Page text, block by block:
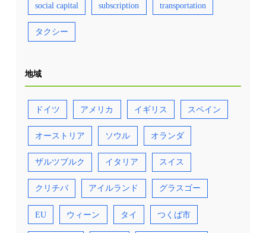
social capital subscription transportation
タクシー
地域
ドイツ アメリカ イギリス スペイン
オーストリア ソウル オランダ
ザルツブルク イタリア スイス
クリチバ アイルランド グラスゴー
EU ウィーン タイ つくば市